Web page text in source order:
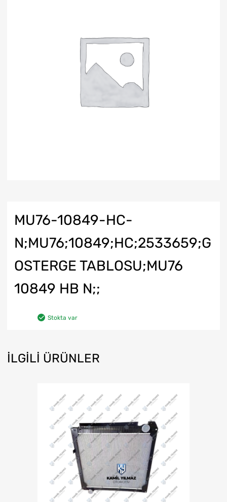
MU76-10849-HC-
N;MU76;10849;HC;2533659;G
OSTERGE TABLOSU;MU76
10849 HB N;;
Stokta var
İLGILI ÜRÜNLER